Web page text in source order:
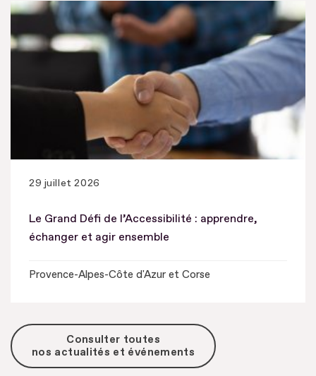
29 juillet 2026
Le Grand Défi de l’Accessibilité : apprendre,
échanger et agir ensemble
Provence-Alpes-Côte d'Azur et Corse
Consulter toutes
nos actualités et événements